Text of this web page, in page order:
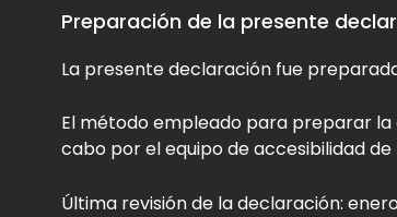
Preparación de la presente
La presente declaración fue
El método empleado para preparar
cabo por el equipo de accesibilidad de
Última revisión de la declaración: